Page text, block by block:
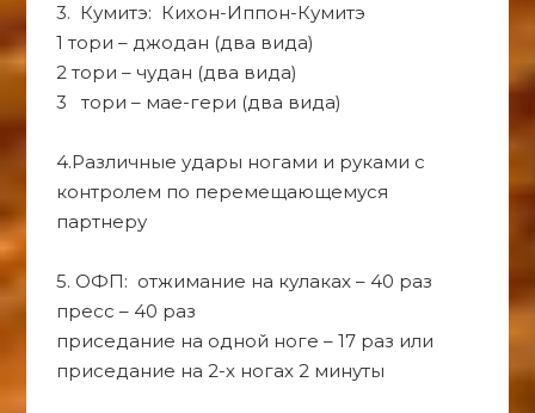
3. Кумитэ: Кихон-Иппон-Кумитэ
1 тори – джодан (два вида)
2 тори – чудан (два вида)
3 тори – мае-гери (два вида)
4.Различные удары ногами и руками с
контролем по перемещающемуся
партнеру
5. ОФП: отжимание на кулаках – 40 раз
пресс – 40 раз
приседание на одной ноге – 17 раз или
приседание на 2-х ногах 2 минуты